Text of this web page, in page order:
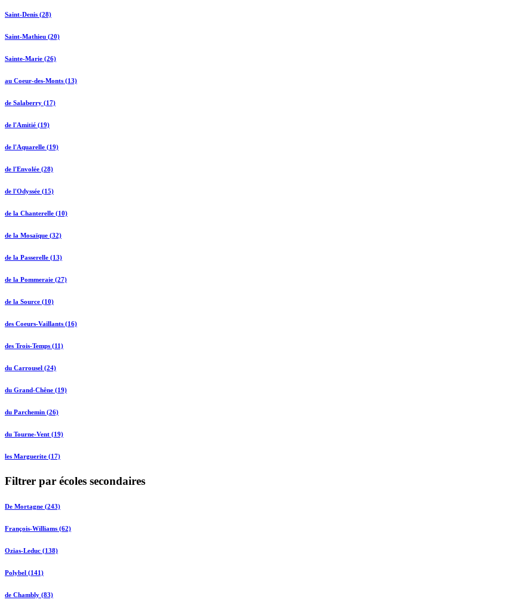
Saint-Denis (28)
Saint-Mathieu (20)
Sainte-Marie (26)
au Coeur-des-Monts (13)
de Salaberry (17)
de l'Amitié (19)
de l'Aquarelle (19)
de l'Envolée (28)
de l'Odyssée (15)
de la Chanterelle (10)
de la Mosaïque (32)
de la Passerelle (13)
de la Pommeraie (27)
de la Source (10)
des Coeurs-Vaillants (16)
des Trois-Temps (11)
du Carrousel (24)
du Grand-Chêne (19)
du Parchemin (26)
du Tourne-Vent (19)
les Marguerite (17)
Filtrer par écoles secondaires
De Mortagne (243)
François-Williams (62)
Ozias-Leduc (138)
Polybel (141)
de Chambly (83)